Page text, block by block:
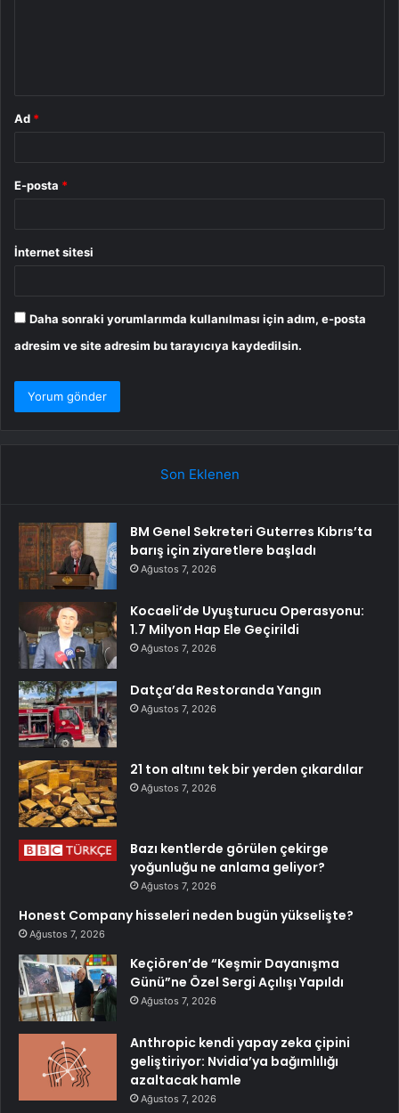
Ad *
E-posta *
İnternet sitesi
Daha sonraki yorumlarımda kullanılması için adım, e-posta
adresim ve site adresim bu tarayıcıya kaydedilsin.
Son Eklenen
BM Genel Sekreteri Guterres Kıbrıs’ta
barış için ziyaretlere başladı
Ağustos 7, 2026
Kocaeli’de Uyuşturucu Operasyonu:
1.7 Milyon Hap Ele Geçirildi
Ağustos 7, 2026
Datça’da Restoranda Yangın
Ağustos 7, 2026
21 ton altını tek bir yerden çıkardılar
Ağustos 7, 2026
Bazı kentlerde görülen çekirge
yoğunluğu ne anlama geliyor?
Ağustos 7, 2026
Honest Company hisseleri neden bugün yükselişte?
Ağustos 7, 2026
Keçiören’de “Keşmir Dayanışma
Günü”ne Özel Sergi Açılışı Yapıldı
Ağustos 7, 2026
Anthropic kendi yapay zeka çipini
geliştiriyor: Nvidia’ya bağımlılığı
azaltacak hamle
Ağustos 7, 2026